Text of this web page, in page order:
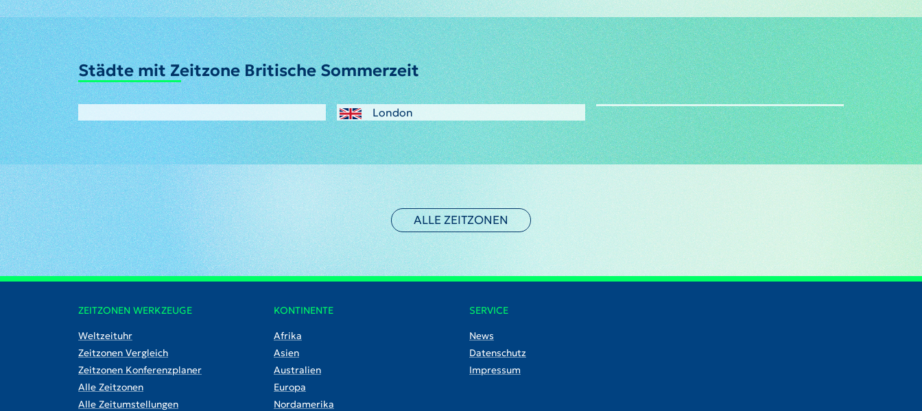
Städte mit Zeitzone Britische Sommerzeit
London
ALLE ZEITZONEN
ZEITZONEN WERKZEUGE
Weltzeituhr
Zeitzonen Vergleich
Zeitzonen Konferenzplaner
Alle Zeitzonen
Alle Zeitumstellungen
KONTINENTE
Afrika
Asien
Australien
Europa
Nordamerika
SERVICE
News
Datenschutz
Impressum